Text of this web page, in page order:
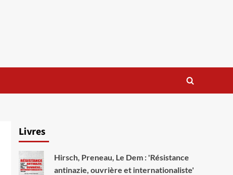
Livres
Hirsch, Preneau, Le Dem : 'Résistance
antinazie, ouvrière et internationaliste'